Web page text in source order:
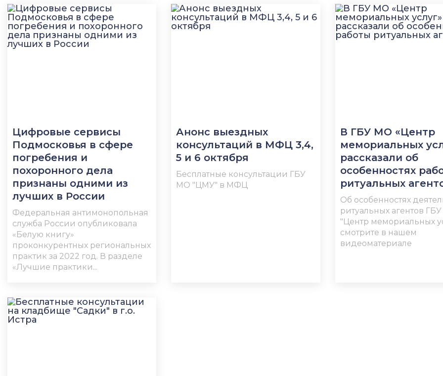
Цифровые сервисы
Подмосковья в сфере
погребения и
похоронного дела
признаны одними из
лучших в России
Федеральная антимонопольная
служба России опубликовала
«Белую книгу»
проконкурентных региональных
практик за 2022 год. В разделе
«Лучшие практики...
Анонс выездных
консультаций в МФЦ 3,4,
5 и 6 октября
Бесплатные консультации ГБУ
МО "ЦМУ" в МФЦ
В ГБУ МО «Центр
мемориальных
рассказали об
особенностях
ритуальных
Об особенностях
ритуальных агентов
"Центр мемориальных
смотрите в нашем
видеоматериале